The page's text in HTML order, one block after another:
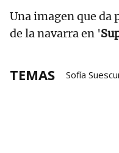
Una imagen que da
de la navarra en '
TEMAS Sofía